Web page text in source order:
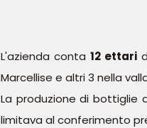
L'azienda conta 12 ettari
Marcellise e altri 3 nella
La produzione di bottiglie
limitava al conferimento